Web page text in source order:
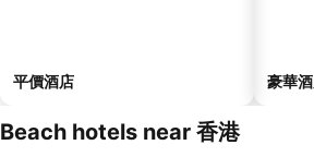
平價酒店 豪華
Beach hotels near 香港